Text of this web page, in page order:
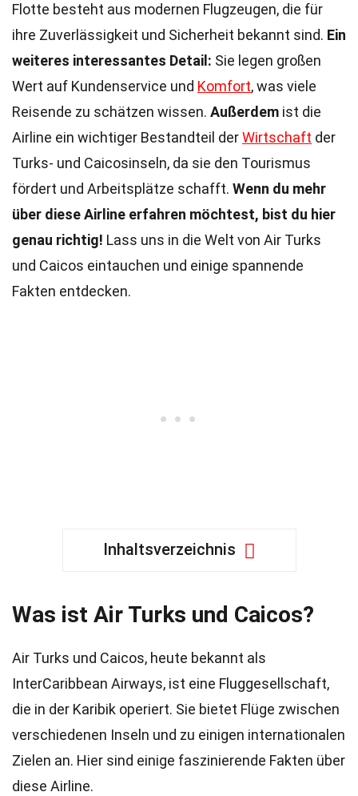
Flotte besteht aus modernen Flugzeugen, die für
ihre Zuverlässigkeit und Sicherheit bekannt sind. Ein
weiteres interessantes Detail: Sie legen großen
Wert auf Kundenservice und Komfort, was viele
Reisende zu schätzen wissen. Außerdem ist die
Airline ein wichtiger Bestandteil derWirtschaft der
Turks- und Caicosinseln, da sie den Tourismus
fördert und Arbeitsplätze schafft. Wenn du mehr
über diese Airline erfahren möchtest, bist du hier
genau richtig! Lass uns in die Welt von Air Turks
und Caicos eintauchen und einige spannende
Fakten entdecken.
Inhaltsverzeichnis
Was ist Air Turks und Caicos?
Air Turks und Caicos, heute bekannt als
InterCaribbean Airways, ist eine Fluggesellschaft,
die in der Karibik operiert. Sie bietet Flüge zwischen
verschiedenen Inseln und zu einigen internationalen
Zielen an. Hier sind einige faszinierende Fakten über
diese Airline.